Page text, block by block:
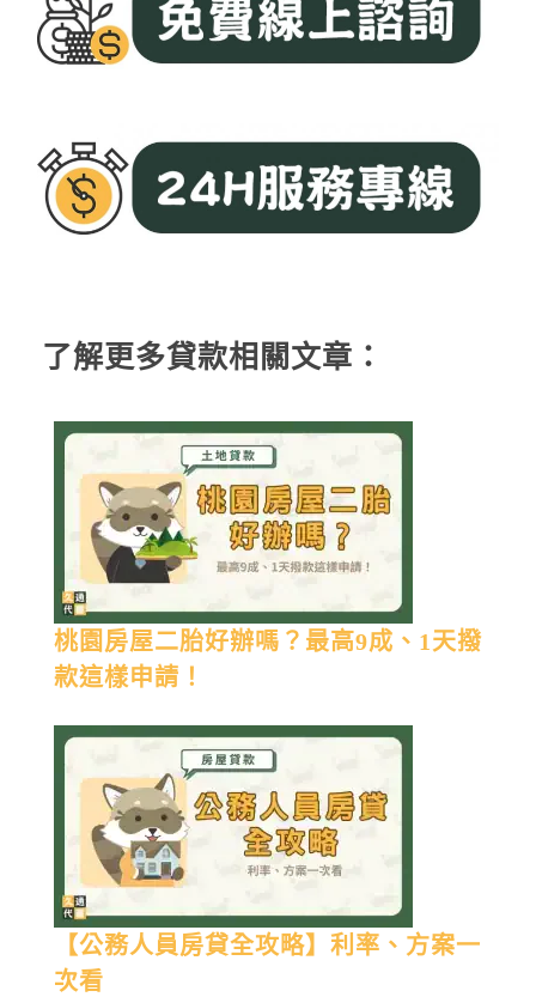
了解更多貸款相關文章：
桃園房屋二胎好辦嗎？最高9成、1天撥
款這樣申請！
【公務人員房貸全攻略】利率、方案一
次看